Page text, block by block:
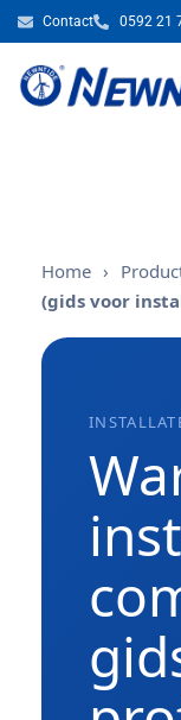
Contact 0592 21
Home ›
(gids voor